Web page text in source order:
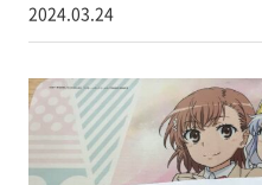
2024.03.24